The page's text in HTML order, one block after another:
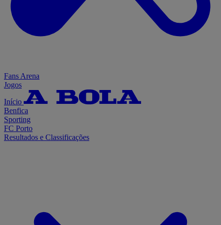
Fans Arena
Jogos
Início
Benfica
Sporting
FC Porto
Resultados e Classificações